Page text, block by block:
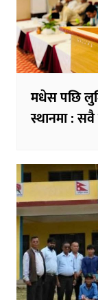
मधेस पछि
स्थानमा : सवै